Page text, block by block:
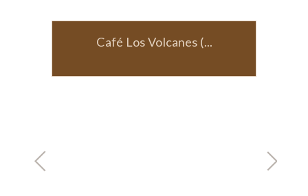
Café verde (molido)